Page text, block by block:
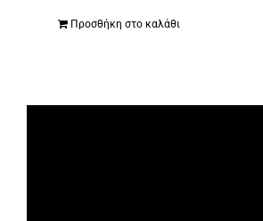
Προσθήκη στο καλάθι